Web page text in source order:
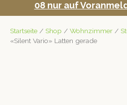
08 nur auf
Startseite / Shop / Wohnzimmer /
«Silent Vario» Latten gerade